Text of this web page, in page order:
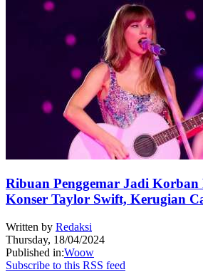
Ribuan Penggemar Jadi
Konser Taylor Swift, Kerugian
Written by Redaksi
Thursday, 18/04/2024
Published in:Woow
Subscribe to this RSS feed